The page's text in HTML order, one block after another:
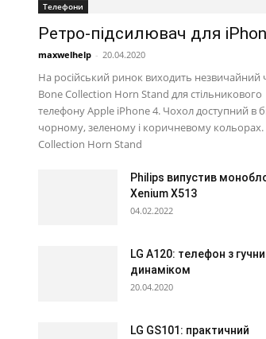
Телефони
Ретро-підсилювач для
maxwelhelp - 20.04.2020
На російський ринок виходить незвичайний
Bone Collection Horn Stand для стільникового
телефону Apple iPhone 4. Чохол доступний в
чорному, зеленому і коричневому кольорах.
Collection Horn Stand
Philips випустив
Xenium X513
04.02.2022
LG A120: телефон з
динаміком
20.04.2020
LG GS101: практичний